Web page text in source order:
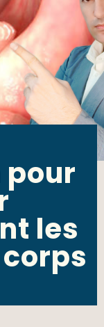
pour
les